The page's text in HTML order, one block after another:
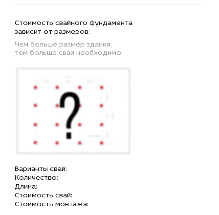
Стоимость свайного фундамента
зависит от размеров:
Чем больше размер здания,
тем больше свай необходимо
Варианты свай:
Количество:
Длина:
Стоимость свай:
Стоимость монтажа: